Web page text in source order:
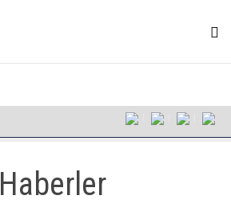
Haberler